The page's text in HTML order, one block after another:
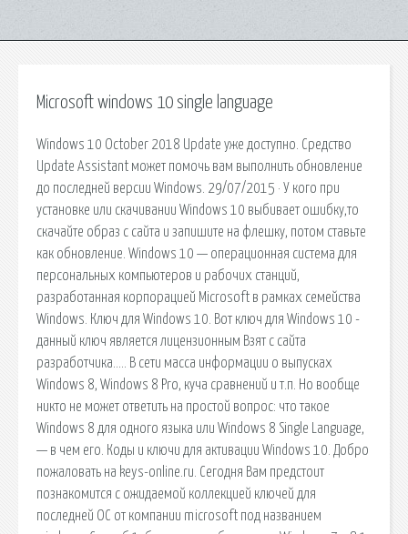
Microsoft windows 10 single language
Windows 10 October 2018 Update уже доступно. Средство
Update Assistant может помочь вам выполнить обновление
до последней версии Windows. 29/07/2015 · У кого при
установке или скачивании Windows 10 выбивает ошибку,то
скачайте образ с сайта и запишите на флешку, потом ставьте
как обновление. Windows 10 — операционная система для
персональных компьютеров и рабочих станций,
разработанная корпорацией Microsoft в рамках семейства
Windows. Ключ для Windows 10. Вот ключ для Windows 10 -
данный ключ является лицензионным Взят с сайта
разработчика.…. В сети масса информации о выпусках
Windows 8, Windows 8 Pro, куча сравнений и т.п. Но вообще
никто не может ответить на простой вопрос: что такое
Windows 8 для одного языка или Windows 8 Single Language,
— в чем его. Коды и ключи для активации Windows 10. Добро
пожаловать на keys-online.ru. Сегодня Вам предстоит
познакомится с ожидаемой коллекцией ключей для
последней ОС от компании microsoft под названием